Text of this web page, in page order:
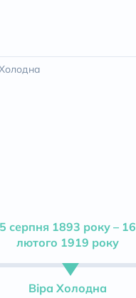
5 серпня 1893 року – 16
лютого 1919 року
Віра Холодна